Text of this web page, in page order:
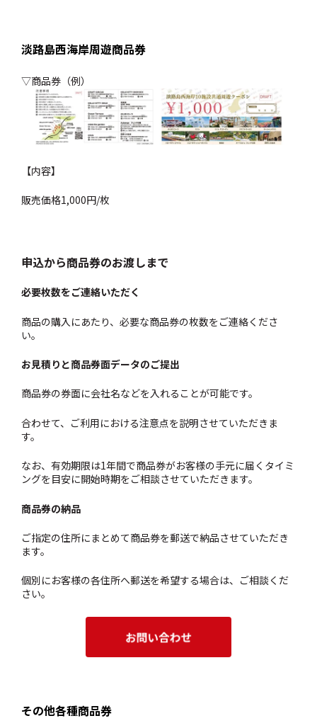
淡路島西海岸周遊商品券
▽商品券（例）
【内容】
販売価格1,000円/枚
申込から商品券のお渡しまで
必要枚数をご連絡いただく
商品の購入にあたり、必要な商品券の枚数をご連絡くださ
い。
お見積りと商品券面データのご提出
商品券の券面に会社名などを入れることが可能です。
合わせて、ご利用における注意点を説明させていただきま
す。
なお、有効期限は1年間で商品券がお客様の手元に届くタイミ
ングを目安に開始時期をご相談させていただきます。
商品券の納品
ご指定の住所にまとめて商品券を郵送で納品させていただき
ます。
個別にお客様の各住所へ郵送を希望する場合は、ご相談くだ
さい。
その他各種商品券